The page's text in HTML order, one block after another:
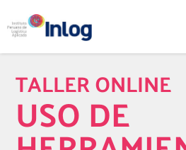
TALLER ONLINE
USO DE